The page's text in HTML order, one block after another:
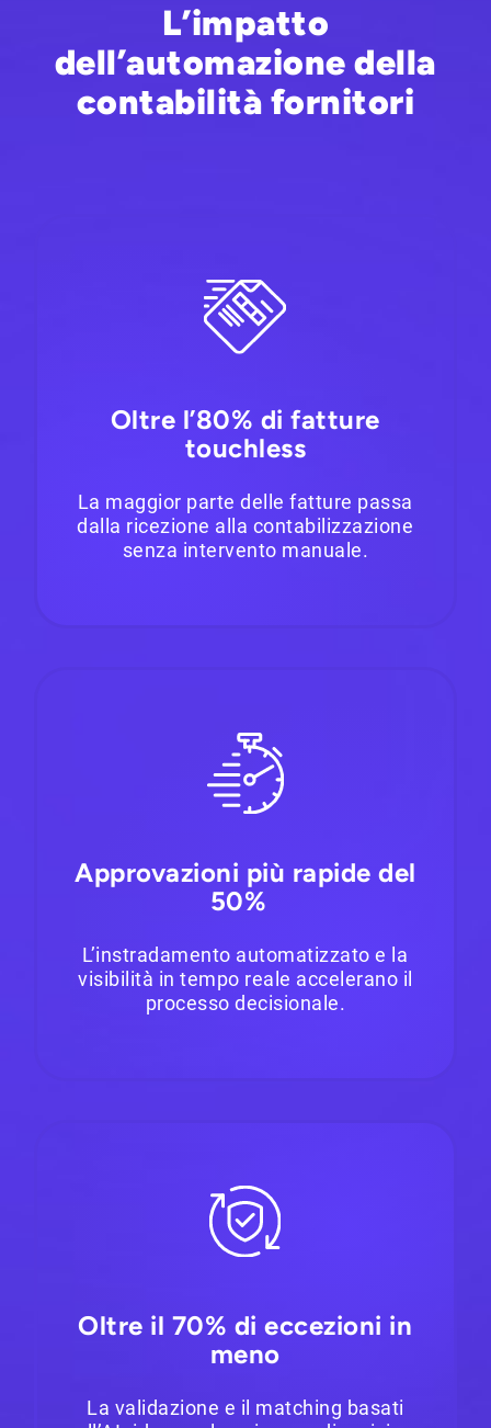
L’impatto
dell’automazione della
contabilità fornitori
Oltre l’80% di fatture
touchless
La maggior parte delle fatture passa
dalla ricezione alla contabilizzazione
senza intervento manuale.
Approvazioni più rapide del
50%
L’instradamento automatizzato e la
visibilità in tempo reale accelerano il
processo decisionale.
Oltre il 70% di eccezioni in
meno
La validazione e il matching basati